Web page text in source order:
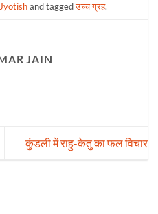
Jyotishand taggedउच्च ग्रह.
JAIN
कुंडली में राहु-केतु का फल विचार